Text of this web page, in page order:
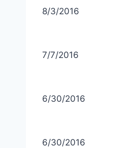
8/3/2016
7/7/2016
6/30/2016
6/30/2016